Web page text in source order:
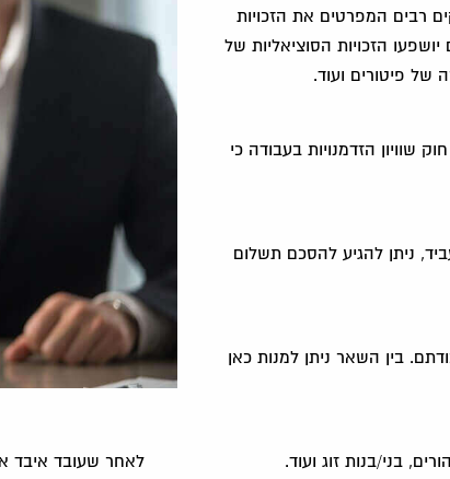
רבים המפרטים את הזכויות
הזכויות הסוציאליות של
של פיטורים ועוד.
שוויון הזדמנויות בעבודה כי
ניתן להגיע להסכם תשלום
בין השאר ניתן למנות כאן
בני/בנות זוג ועוד.
לאחר שעובד איבד